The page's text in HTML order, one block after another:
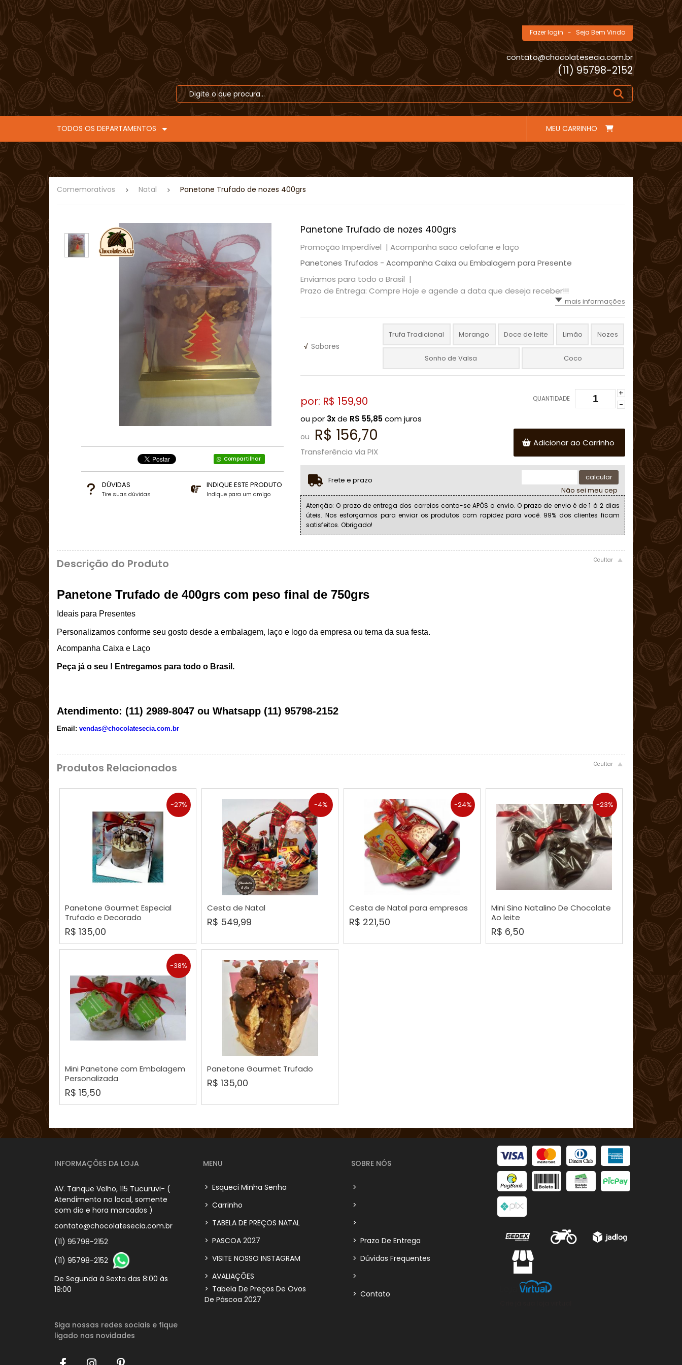
Fazer login - Seja Bem Vindo
contato@chocolatesecia.com.br
(11) 95798-2152
TODOS OS DEPARTAMENTOS MEU CARRINHO
Comemorativos Natal Panetone Trufado de nozes 400grs
Compartilhar
DÚVIDAS
Tire suas dúvidas
INDIQUE ESTE PRODUTO
Indique para um amigo
Panetone Trufado de nozes 400grs
Promoção Imperdível | Acompanha saco celofane e laço
Panetones Trufados - Acompanha Caixa ou Embalagem para Presente
Enviamos para todo o Brasil |
Prazo de Entrega: Compre Hoje e agende a data que deseja receber!!!
mais informações
√ Sabores
Trufa Tradicional Morango Doce de leite Limão Nozes
Sonho de Valsa Coco
por: R$ 159,90
ou por 3xde R$ 55,85com juros
ou R$ 156,70
Transferência via PIX
QUANTIDADE
+
-
Adicionar ao Carrinho
Frete e prazo
calcular
Não sei meu cep
Atenção: O prazo de entrega dos correios conta-se APÓS o envio. O prazo de envio é de 1 à 2 dias
úteis. Nos esforçamos para enviar os produtos com rapidez para você. 99% dos clientes ficam
satisfeitos. Obrigado!
Descrição do Produto
Panetone Trufado de 400grs com peso final de 750grs
Ideais para Presentes
Personalizamos conforme seu gosto desde a embalagem, laço e logo da empresa ou tema da sua festa.
Acompanha Caixa e Laço
Peça já o seu ! Entregamos para todo o Brasil.
Atendimento: (11) 2989-8047 ou Whatsapp (11) 95798-2152
Email: vendas@chocolatesecia.com.br
Produtos Relacionados
-27%
Panetone Gourmet Especial
Trufado e Decorado
R$ 135,00
-4%
Cesta de Natal
R$ 549,99
COMPRAR
-24%
Cesta de Natal para empresas
R$ 221,50
COMPRAR
-23%
Mini Sino Natalino De Chocolate
Ao leite
R$ 6,50
-38%
Mini Panetone com Embalagem
Personalizada
R$ 15,50
Panetone Gourmet Trufado
R$ 135,00
COMPRAR
INFORMAÇÕES DA LOJA
AV. Tanque Velho, 115 Tucuruvi- (
Atendimento no local, somente
com dia e hora marcados )
contato@chocolatesecia.com.br
(11) 95798-2152
(11) 95798-2152
De Segunda à Sexta das 8:00 às
19:00
Siga nossas redes sociais e fique
ligado nas novidades
MENU
> Esqueci Minha Senha
> Carrinho
> TABELA DE PREÇOS NATAL
> PASCOA 2027
> VISITE NOSSO INSTAGRAM
> AVALIAÇÕES
> Tabela De Preços De Ovos
De Páscoa 2027
SOBRE NÓS
>
>
>
> Prazo De Entrega
> Dúvidas Frequentes
>
> Contato
Penis de Chocolate